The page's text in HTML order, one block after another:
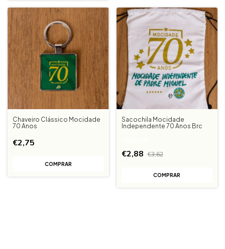
Chaveiro Clássico Mocidade
70 Anos
€2,75
Sacochila Mocidade
Independente 70 Anos Brc
€2,88 €3,62